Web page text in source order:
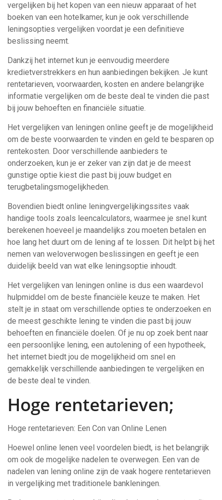
vergelijken bij het kopen van een nieuw apparaat of het
boeken van een hotelkamer, kun je ook verschillende
leningsopties vergelijken voordat je een definitieve
beslissing neemt.
Dankzij het internet kun je eenvoudig meerdere
kredietverstrekkers en hun aanbiedingen bekijken. Je kunt
rentetarieven, voorwaarden, kosten en andere belangrijke
informatie vergelijken om de beste deal te vinden die past
bij jouw behoeften en financiële situatie.
Het vergelijken van leningen online geeft je de mogelijkheid
om de beste voorwaarden te vinden en geld te besparen op
rentekosten. Door verschillende aanbieders te
onderzoeken, kun je er zeker van zijn dat je de meest
gunstige optie kiest die past bij jouw budget en
terugbetalingsmogelijkheden.
Bovendien biedt online leningvergelijkingssites vaak
handige tools zoals leencalculators, waarmee je snel kunt
berekenen hoeveel je maandelijks zou moeten betalen en
hoe lang het duurt om de lening af te lossen. Dit helpt bij het
nemen van weloverwogen beslissingen en geeft je een
duidelijk beeld van wat elke leningsoptie inhoudt.
Het vergelijken van leningen online is dus een waardevol
hulpmiddel om de beste financiële keuze te maken. Het
stelt je in staat om verschillende opties te onderzoeken en
de meest geschikte lening te vinden die past bij jouw
behoeften en financiële doelen. Of je nu op zoek bent naar
een persoonlijke lening, een autolening of een hypotheek,
het internet biedt jou de mogelijkheid om snel en
gemakkelijk verschillende aanbiedingen te vergelijken en
de beste deal te vinden.
Hoge rentetarieven;
Hoge rentetarieven: Een Con van Online Lenen
Hoewel online lenen veel voordelen biedt, is het belangrijk
om ook de mogelijke nadelen te overwegen. Een van de
nadelen van lening online zijn de vaak hogere rentetarieven
in vergelijking met traditionele bankleningen.